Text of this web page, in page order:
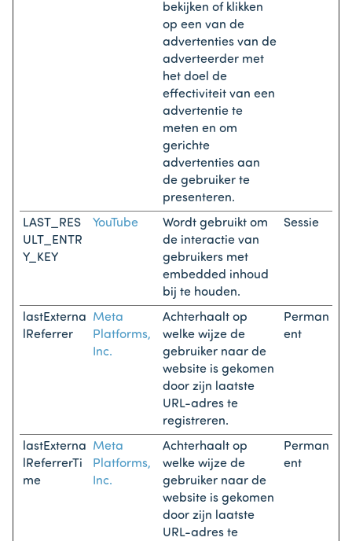
bekijken of klikken
op een van de
advertenties van de
adverteerder met
het doel de
effectiviteit van een
advertentie te
meten en om
gerichte
advertenties aan
de gebruiker te
presenteren.
LAST_RES
ULT_ENTR
Y_KEY
YouTube
Wordt gebruikt om
de interactie van
gebruikers met
embedded inhoud
bij te houden.
Sessie
lastExterna
lReferrer
Meta
Platforms,
Inc.
Achterhaalt op
welke wijze de
gebruiker naar de
website is gekomen
door zijn laatste
URL-adres te
registreren.
Perman
ent
lastExterna
lReferrerTi
me
Meta
Platforms,
Inc.
Achterhaalt op
welke wijze de
gebruiker naar de
website is gekomen
door zijn laatste
URL-adres te
Perman
ent